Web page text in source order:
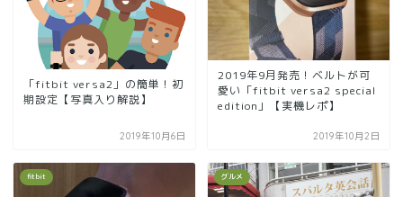
「fitbit versa2」の簡単！初
期設定【写真入り解説】
2019年10月6日
2019年9月発売！ベルトが可
愛い「fitbit versa2 special
edition」【実機レポ】
2019年10月2日
fitbit グルメ